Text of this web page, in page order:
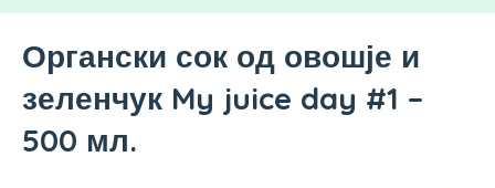
Органски сок од овошје и
зеленчук My juice day #1 –
500 мл.